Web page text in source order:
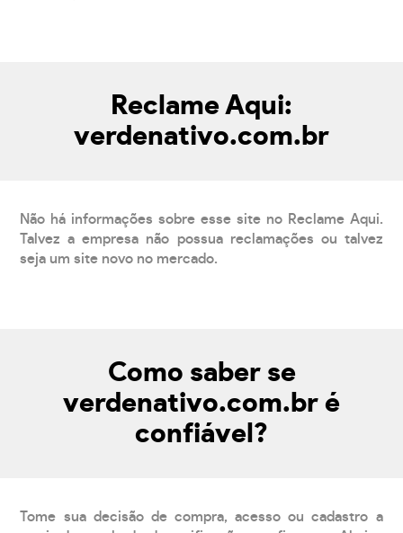
Reclame Aqui:
verdenativo.com.br
Não há informações sobre esse site no Reclame Aqui.
Talvez a empresa não possua reclamações ou talvez
seja um site novo no mercado.
Como saber se
verdenativo.com.br é
confiável?
Tome sua decisão de compra, acesso ou cadastro a